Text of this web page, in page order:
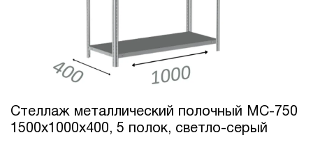
Стеллаж металлический полочный МС-750
1500х1000х400, 5 полок, светло-серый